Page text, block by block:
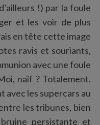
!) par la foule
et les voir de plus
en tête cette image
ravis et souriants,
avec une foule
naïf ? Totalement.
avec les supercars au
les tribunes, bien
persistante et